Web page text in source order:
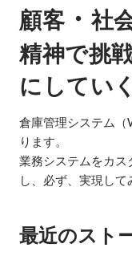
顧客 ・ 社
精神で挑
にしていく
倉庫管理システム
ります。
業務システムをカス
し、必ず、実現して
最近のスト